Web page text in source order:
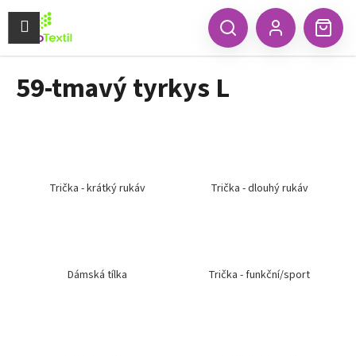
obsah
HledatPřihlášení
Menu
59-tmavý tyrkys L
Trička - krátký rukáv Trička - dlouhý rukáv
Dámská tílka Trička - funkční/sport
K
š Zpět
Zpět
C